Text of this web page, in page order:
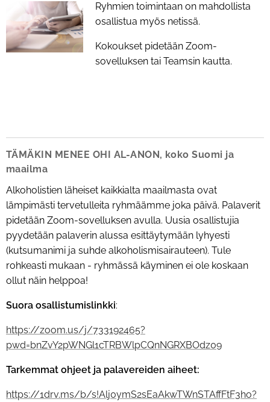
Ryhmien toimintaan on mahdollista
osallistua myös netissä.
Kokoukset pidetään Zoom-
sovelluksen tai Teamsin kautta.
TÄMÄKIN MENEE OHI AL-ANON, koko Suomi ja
maailma
Alkoholistien läheiset kaikkialta maailmasta ovat
lämpimästi tervetulleita ryhmäämme joka päivä. Palaverit
pidetään Zoom-sovelluksen avulla. Uusia osallistujia
pyydetään palaverin alussa esittäytymään lyhyesti
(kutsumanimi ja suhde alkoholismisairauteen). Tule
rohkeasti mukaan - ryhmässä käyminen ei ole koskaan
ollut näin helppoa!
Suora osallistumislinkki:
https://zoom.us/j/733192465?
pwd=bnZvY2pWNGl1cTRBWlpCQnNGRXBOdz09
Tarkemmat ohjeet ja palavereiden aiheet:
https://1drv.ms/b/s!Alj0ymS2sEaAkwTWnSTAffFtF3ho?